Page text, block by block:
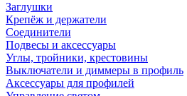
Заглушки
Крепёж и держатели
Соединители
Подвесы и аксессуары
Углы, тройники, крестовины
Выключатели и диммеры в профиль
Аксессуары для профилей